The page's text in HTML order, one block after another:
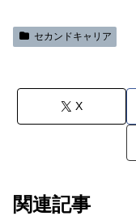
セカンドキャリア
X
関連記事